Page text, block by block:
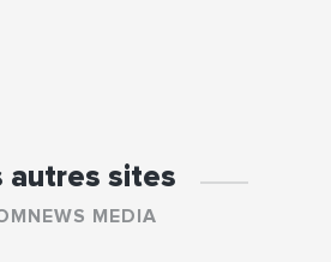
autres sites
MEDIA